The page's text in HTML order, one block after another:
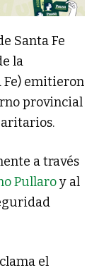
Santa Fe
la
Fe) emitieron
provincial
a través
Pullaroy al
el